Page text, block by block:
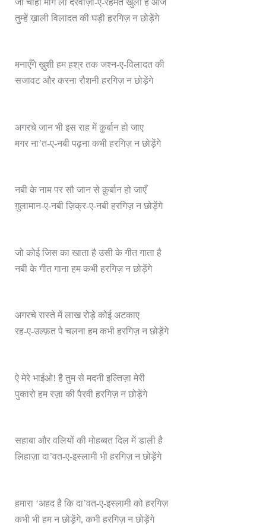
तुम्हें ख़ाली विलादत की घड़ी हरगिज़ न छोड़ेंगे
मनाएँगे ख़ुशी हम हश्र तक जश्न-ए-विलादत की
सजावट और करना रौशनी हरगिज़ न छोड़ेंगे
अगरचे जान भी इस राह में क़ुर्बान हो जाए
मगर ना’त-ए-नबी पढ़ना कभी हरगिज़ न छोड़ेंगे
नबी के नाम पर सौ जान से क़ुर्बान हो जाएँ
ग़ुलामान-ए-नबी ज़िक्र-ए-नबी हरगिज़ न छोड़ेंगे
जो कोई जिस का खाता है उसी के गीत गाता है
नबी के गीत गाना हम कभी हरगिज़ न छोड़ेंगे
अगरचे रास्ते में लाख रोड़े कोई अटकाए
रह-ए-उल्फ़त पे चलना हम कभी हरगिज़ न छोड़ेंगे
ऐ मेरे भाईओ! है तुम से मदनी इल्तिज़ा मेरी
पुकारो हम रज़ा की पैरवी हरगिज़ न छोड़ेंगे
सहाबा और वलियों की मोहब्बत दिल में डाली है
लिहाज़ा दा’वत-ए-इस्लामी भी हरगिज़ न छोड़ेंगे
हमारा ‘अहद है कि दा’वत-ए-इस्लामी को हरगिज़
कभी भी हम न छोड़ेंगे, कभी हरगिज़ न छोड़ेंगे